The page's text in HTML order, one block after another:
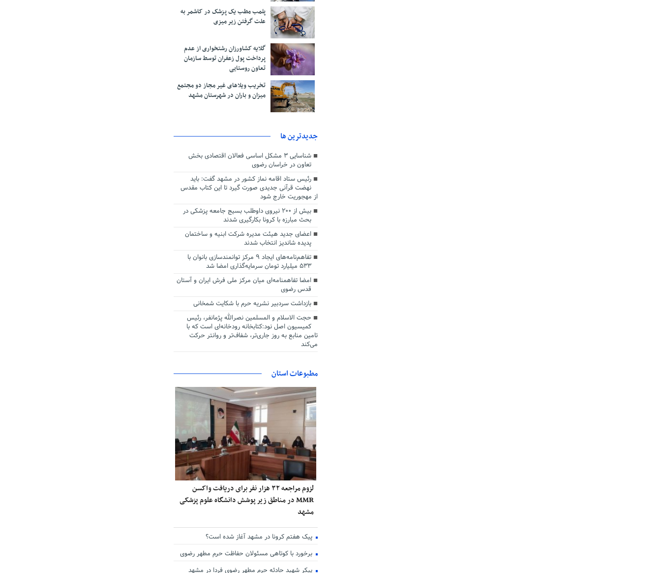
پلمب مطب یک پزشک در کاشمر به
علت گرفتن زیر میزی
گلایه کشاورزان رشتخواری از عدم
پرداخت پول زعفران توسط سازمان
تعاون روستایی
تخریب ویلاهای غیر مجاز دو مجتمع
میزان و باران در شهرستان مشهد
جديدترين ها
شناسایی ۳ مشکل اساسی فعالان اقتصادی بخش
تعاون در خراسان رضوی
رئیس ستاد اقامه نماز کشور در مشهد گفت: باید
نهضت قرآنی جدیدی صورت گیرد تا این کتاب مقدس
از مهجوریت خارج شود
بیش از ۲۰۰ نیروی داوطلب بسیج جامعه پزشکی در
بحث مبارزه با کرونا بکارگیری شدند
اعضای جدید هیئت مدیره شرکت ابنیه و ساختمان
پدیده شاندیز انتخاب شدند
تفاهم‌نامه‌های ایجاد ۹ مرکز توانمندسازی بانوان با
۵۳۳ میلیارد تومان سرمایه‌گذاری امضا شد
امضا تفاهمنامه‌ای میان مرکز ملی فرش ایران و آستان
قدس رضوی
بازداشت سردبیر نشریه حرم با شکایت شمخانی
حجت الاسلام و المسلمین نصرالله پژمانفر، رئیس
کمیسیون اصل نود:کتابخانه رودخانه‌ای است که با
تامین منابع به روز جاری‌تر، شفاف‌تر و روانتر حرکت
می‌کند
مطبوعات استان
لزوم مراجعه ۳۲ هزار نفر برای دریافت واکسن
MMR در مناطق زیر پوشش دانشگاه علوم پزشکی
مشهد
پیک هفتم کرونا در مشهد آغاز شده است؟
برخورد با کوتاهی مسئولان حفاظت حرم مطهر رضوی
پیکر شهید حادثه حرم مطهر رضوی فردا در مشهد